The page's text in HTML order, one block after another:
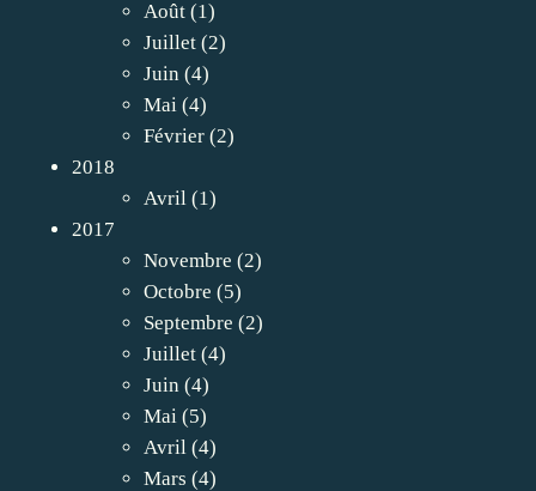
Août (1)
Juillet (2)
Juin (4)
Mai (4)
Février (2)
2018
Avril (1)
2017
Novembre (2)
Octobre (5)
Septembre (2)
Juillet (4)
Juin (4)
Mai (5)
Avril (4)
Mars (4)